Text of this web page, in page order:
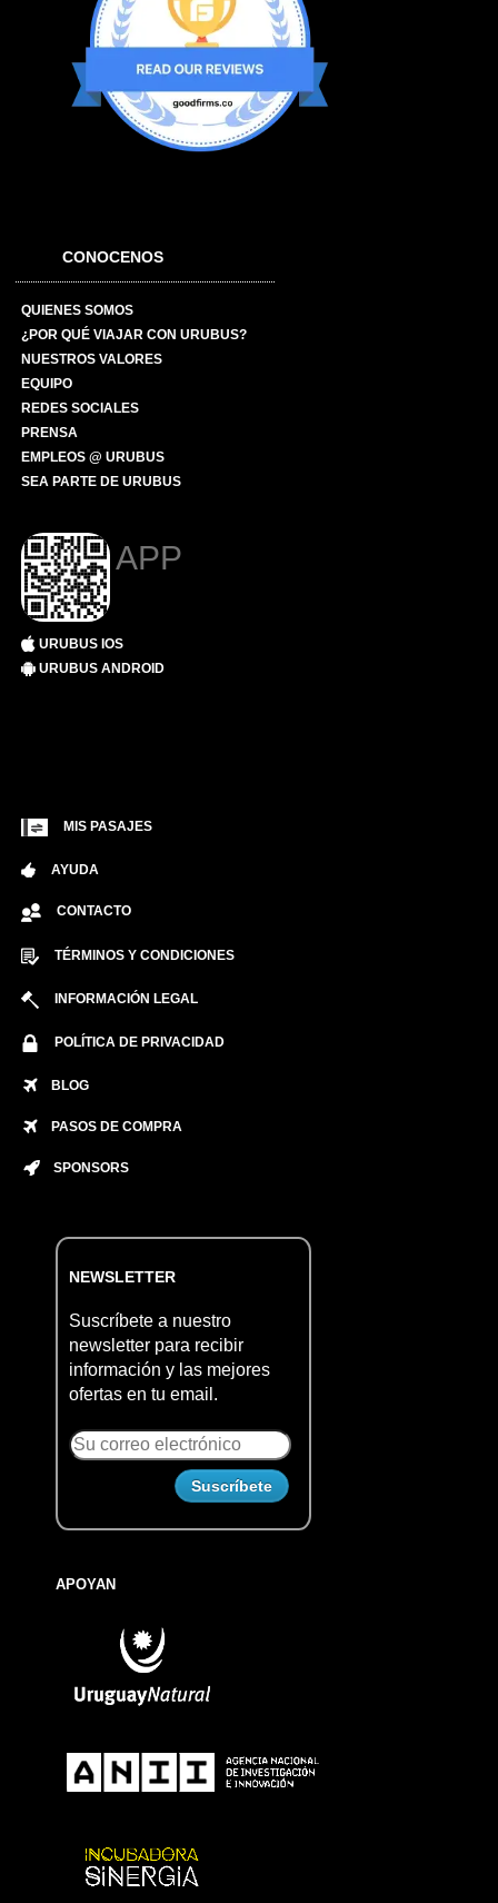
CONOCENOS
QUIENES SOMOS
¿POR QUÉ VIAJAR CON URUBUS?
NUESTROS VALORES
EQUIPO
REDES SOCIALES
PRENSA
EMPLEOS @ URUBUS
SEA PARTE DE URUBUS
APP
URUBUS IOS
URUBUS ANDROID
MIS PASAJES
AYUDA
CONTACTO
TÉRMINOS Y CONDICIONES
INFORMACIÓN LEGAL
POLÍTICA DE PRIVACIDAD
BLOG
PASOS DE COMPRA
SPONSORS
NEWSLETTER
Suscríbete a nuestro
newsletter para recibir
información y las mejores
ofertas en tu email.
APOYAN